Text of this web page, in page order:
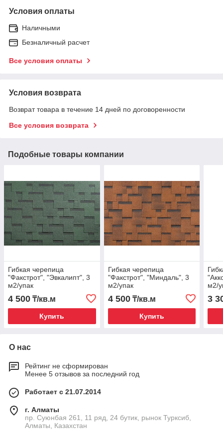
Условия оплаты
Наличными
Безналичный расчет
Все условия оплаты
Условия возврата
Возврат товара в течение 14 дней по договоренности
Все условия возврата
Подобные товары компании
Гибкая черепица
"Факстрот", "Эвкалипт", 3
м2/упак
4 500 ₸/кв.м
Купить
Гибкая черепица
"Факстрот", "Миндаль", 3
м2/упак
4 500₸/кв.м
Купить
м2/
3
О нас
Рейтинг не сформирован
Менее 5 отзывов за последний год
Работает с 21.07.2014
г. Алматы
пр. Суюнбая 261, 11 ряд, 24 бутик, рынок Турксиб,
Алматы, Казахстан